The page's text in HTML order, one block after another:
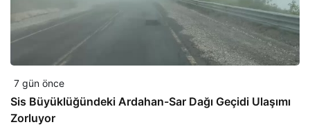
7 gün önce
Sis Büyüklüğündeki Ardahan-Sar Dağı Geçidi Ulaşımı
Zorluyor